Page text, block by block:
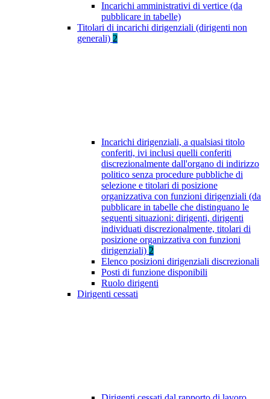
Incarichi amministrativi di vertice (da
pubblicare in tabelle)
Titolari di incarichi dirigenziali (dirigenti non
generali) 2
Incarichi dirigenziali, a qualsiasi titolo
conferiti, ivi inclusi quelli conferiti
discrezionalmente dall'organo di indirizzo
politico senza procedure pubbliche di
selezione e titolari di posizione
organizzativa con funzioni dirigenziali (da
pubblicare in tabelle che distinguano le
seguenti situazioni: dirigenti, dirigenti
individuati discrezionalmente, titolari di
posizione organizzativa con funzioni
dirigenziali) 2
Elenco posizioni dirigenziali discrezionali
Posti di funzione disponibili
Ruolo dirigenti
Dirigenti cessati